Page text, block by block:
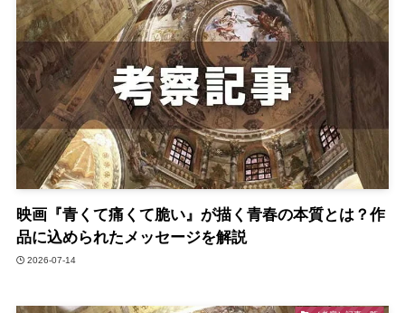
映画『青くて痛くて脆い』が描く青春の本質とは？作
品に込められたメッセージを解説
2026-07-14